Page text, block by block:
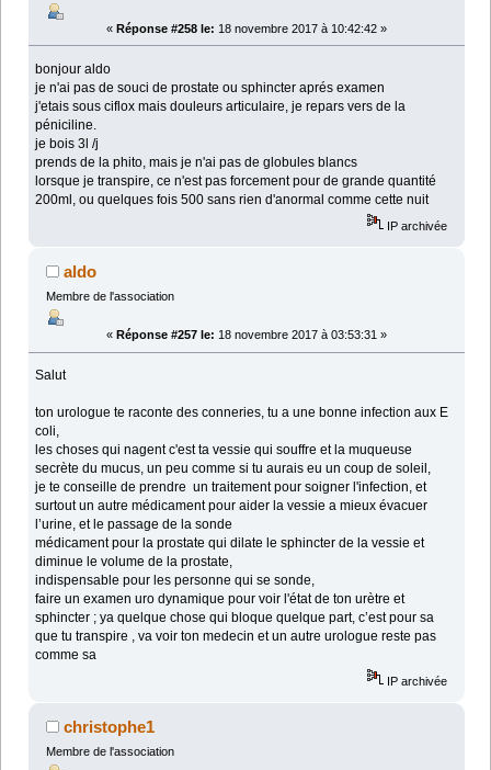
« Réponse #258 le: 18 novembre 2017 à 10:42:42 »
bonjour aldo
je n'ai pas de souci de prostate ou sphincter aprés examen
j'etais sous ciflox mais douleurs articulaire, je repars vers de la
péniciline.
je bois 3l /j
prends de la phito, mais je n'ai pas de globules blancs
lorsque je transpire, ce n'est pas forcement pour de grande quantité
200ml, ou quelques fois 500 sans rien d'anormal comme cette nuit
IP archivée
aldo
Membre de l'association
« Réponse #257 le: 18 novembre 2017 à 03:53:31 »
Salut
ton urologue te raconte des conneries, tu a une bonne infection aux E
coli,
les choses qui nagent c'est ta vessie qui souffre et la muqueuse
secrète du mucus, un peu comme si tu aurais eu un coup de soleil,
je te conseille de prendre un traitement pour soigner l'infection, et
surtout un autre médicament pour aider la vessie a mieux évacuer
l’urine, et le passage de la sonde
médicament pour la prostate qui dilate le sphincter de la vessie et
diminue le volume de la prostate,
indispensable pour les personne qui se sonde,
faire un examen uro dynamique pour voir l'état de ton urètre et
sphincter ; ya quelque chose qui bloque quelque part, c’est pour sa
que tu transpire , va voir ton medecin et un autre urologue reste pas
comme sa
IP archivée
christophe1
Membre de l'association